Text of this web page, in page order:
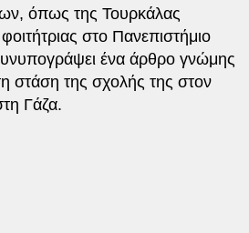
όπως της Τουρκάλας
φοιτήτριας στο Πανεπιστήμιο
ένα άρθρο γνώμης
στάση της σχολής της στον
Γάζα.